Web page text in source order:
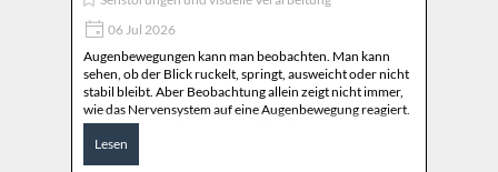
06 Jul 2026
Augenbewegungen kann man beobachten. Man kann
sehen, ob der Blick ruckelt, springt, ausweicht oder nicht
stabil bleibt. Aber Beobachtung allein zeigt nicht immer,
wie das Nervensystem auf eine Augenbewegung reagiert.
In der angewandten Neurofunktion können
Augenbewegungen über Indikatormuskel,
unphysiologische Inhibition, Bewegungsmuster, NeuroFI
Lesen